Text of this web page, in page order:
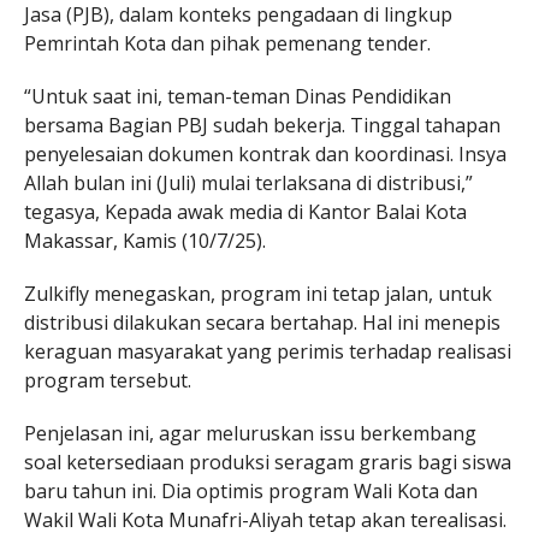
Jasa (PJB), dalam konteks pengadaan di lingkup
Pemrintah Kota dan pihak pemenang tender.
“Untuk saat ini, teman-teman Dinas Pendidikan
bersama Bagian PBJ sudah bekerja. Tinggal tahapan
penyelesaian dokumen kontrak dan koordinasi. Insya
Allah bulan ini (Juli) mulai terlaksana di distribusi,”
tegasya, Kepada awak media di Kantor Balai Kota
Makassar, Kamis (10/7/25).
Zulkifly menegaskan, program ini tetap jalan, untuk
distribusi dilakukan secara bertahap. Hal ini menepis
keraguan masyarakat yang perimis terhadap realisasi
program tersebut.
Penjelasan ini, agar meluruskan issu berkembang
soal ketersediaan produksi seragam graris bagi siswa
baru tahun ini. Dia optimis program Wali Kota dan
Wakil Wali Kota Munafri-Aliyah tetap akan terealisasi.